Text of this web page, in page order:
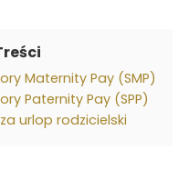
Maternity Pay (SMP)
Paternity Pay (SPP)
urlop rodzicielski